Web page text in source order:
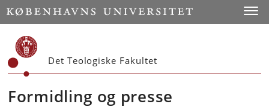
Start
Det Teologiske Fakultet
Formidling og presse